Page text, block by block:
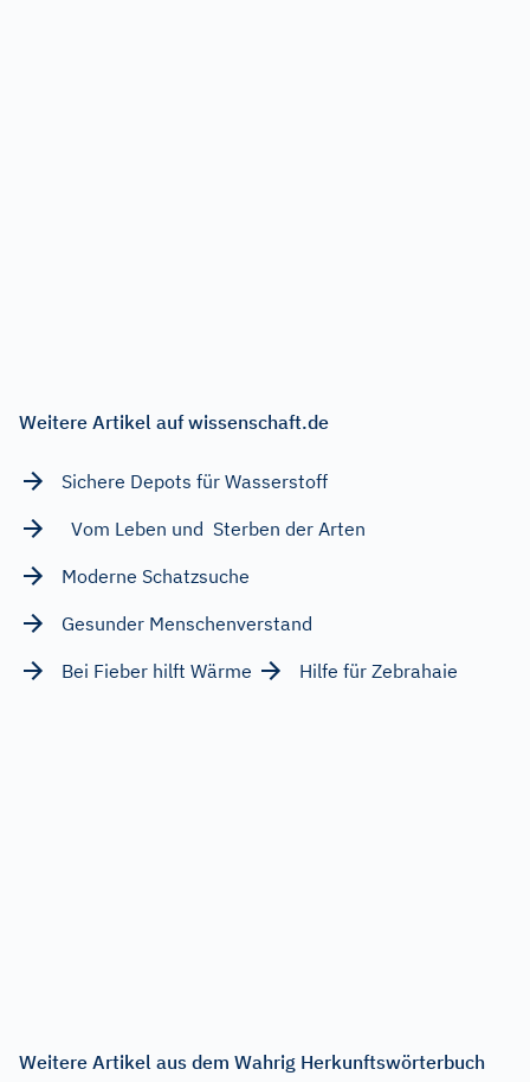
Weitere Artikel auf wissenschaft.de
Sichere Depots für Wasserstoff
Vom Leben und Sterben der Arten
Moderne Schatzsuche
Gesunder Menschenverstand
Bei Fieber hilft Wärme
Hilfe für Zebrahaie
Weitere Artikel aus dem Wahrig Herkunftswörterbuch